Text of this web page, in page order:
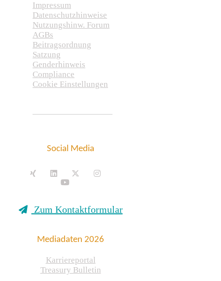
Impressum
Datenschutzhinweise
Nutzungshinw. Forum
AGBs
Beitragsordnung
Satzung
Genderhinweis
Compliance
Cookie Einstellungen
Social Media
Zum Kontaktformular
Mediadaten 2026
Karriereportal
Treasury Bulletin